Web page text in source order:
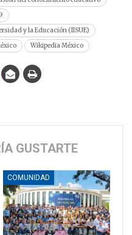
y la Educación (IISUE)
Wikipedia México
GUSTARTE
COMUNIDAD